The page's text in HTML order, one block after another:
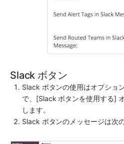
Slack ボタン
Slack ボタンの使用はオプショ
で、[Slack ボタンを使用する]
します。
Slack ボタンのメッセージは次